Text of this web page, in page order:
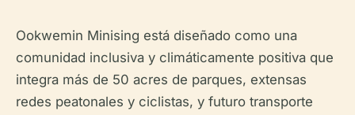
Ookwemin Minising está diseñado como una
comunidad inclusiva y climáticamente positiva que
integra más de 50 acres de parques, extensas
redes peatonales y ciclistas, y futuro transporte